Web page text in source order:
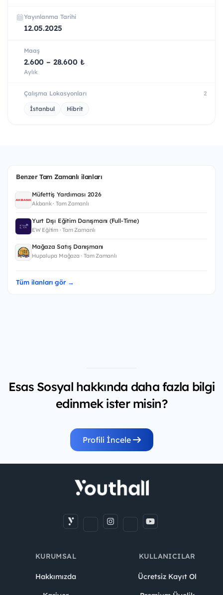
Yayınlanma Tarihi
12.05.2025
Maaş
2.600 – 28.600 ₺
Aylık
Çalışma Lokasyonları 2
İstanbul Hibrit
Benzer Tam Zamanlı ilanları
Müfettiş Yardımcısı 2026
Akbank · Tam Zamanlı
Yurt Dışı Eğitim Danışmanı (Full-Time)
EW Eğitim · Tam Zamanlı
Mağaza Satış Danışmanı
Hupalupa Mağaza · Tam Zamanlı
Tüm ilanları gör →
Esas Sosyal hakkında daha fazla bilgi
edinmek ister misin?
Profili İncele
KURUMSAL
Hakkımızda
KULLANICILAR
Ücretsiz Kayıt Ol